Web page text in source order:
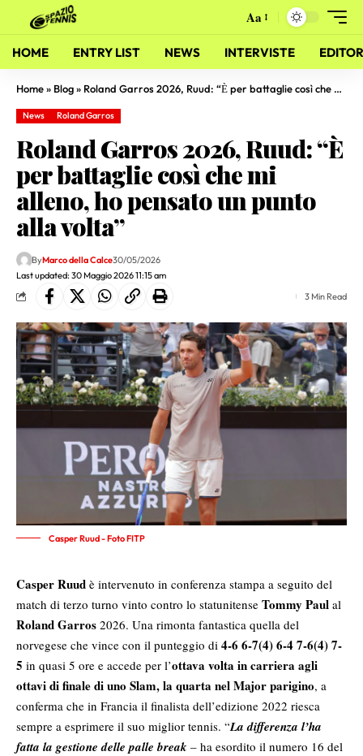
Aa
HOME ENTRY LIST NEWS INTERVISTE
Home» Blog» Roland Garros 2026, Ruud: “Ѐ per battaglie così che mi alleno, ho pensato un punto alla volta”
News Roland Garros
Roland Garros 2026, Ruud: “Ѐ
per battaglie così che mi
alleno, ho pensato un punto
alla volta”
Last updated: 30 Maggio 2026 11:15 am
ByMarco della Calce30/05/2026
3 Min Read
Casper Ruud - Foto FITP
Casper Ruud è intervenuto in conferenza stampa a seguito del
match di terzo turno vinto contro lo statunitense Tommy Paul al
Roland Garros 2026. Una rimonta fantastica quella del
norvegese che vince con il punteggio di 4-6 6-7(4) 6-4 7-6(4) 7-
5 in quasi 5 ore e accede per l’ottava volta in carriera agli
ottavi di finale di uno Slam, la quarta nel Major parigino, a
conferma che in Francia il finalista dell’edizione 2022 riesca
sempre a esprimere il suo miglior tennis. “La differenza l’ha
fatta la gestione delle palle break – ha esordito il numero 16 del